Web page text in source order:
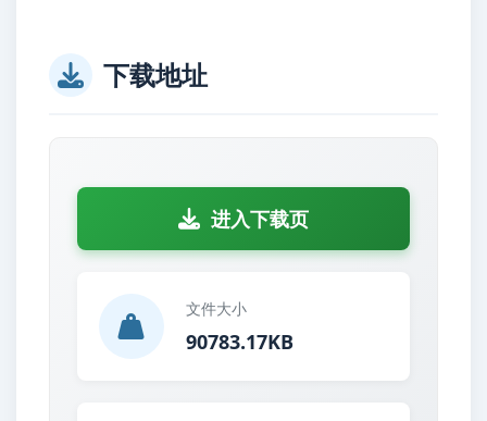
下载地址
进入下载页
文件大小
90783.17KB